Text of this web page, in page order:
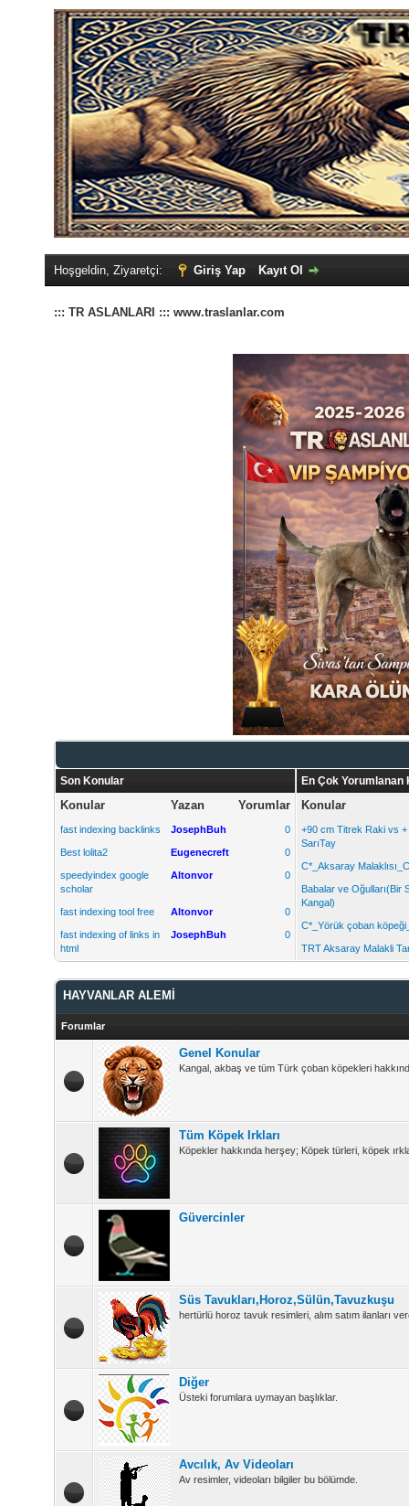
Hoşgeldin, Ziyaretçi: Giriş Yap Kayıt Ol
::: TR ASLANLARI ::: www.traslanlar.com
Son Konular
Konular Yazan Yorumlar
fast indexing backlinks JosephBuh 0
Best lolita2 Eugenecreft 0
speedyindex google
scholar
Altonvor 0
fast indexing tool free Altonvor 0
fast indexing of links in
html
JosephBuh 0
En Çok Yorumlanan
Konular
+90 cm Titrek Raki vs
SarıTay
C*_Aksaray
Babalar ve Oğulları(Bir
Kangal)
C*_Yörük çoban
TRT Aksaray Malakli
HAYVANLAR ALEMİ
Forumlar
Genel Konular
Kangal, akbaş ve tüm Türk çoban köpekleri
Tüm Köpek Irkları
Köpekler hakkında herşey; Köpek türleri, köpek
Güvercinler
Süs Tavukları,Horoz,Sülün,Tavuzkuşu
hertürlü horoz tavuk resimleri, alım satım ilanları
Diğer
Üsteki forumlara uymayan başlıklar.
Avcılık, Av Videoları
Av resimler, videoları bilgiler bu bölümde.